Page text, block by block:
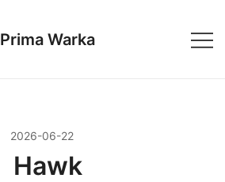
Prima Warka
2026-06-22
Hawk